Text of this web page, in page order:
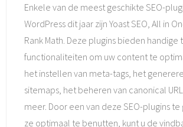
Enkele van de meest geschikte SEO-
WordPress dit jaar zijn Yoast SEO, All in
Rank Math. Deze plugins bieden handige
functionaliteiten om uw content te
het instellen van meta-tags, het
sitemaps, het beheren van canonical
meer. Door een van deze SEO-plugins
ze optimaal te benutten, kunt u de